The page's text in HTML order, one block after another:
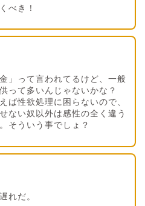
べき！
」って言われてるけど、一般
って多いんじゃないかな？
ば性欲処理に困らないので、
ない奴以外は感性の全く違う
そういう事でしょ？
れだ。